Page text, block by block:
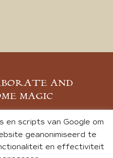
AND
MAGIC
AAN
en scripts van Google om
geanonimiseerd te
en effectiviteit